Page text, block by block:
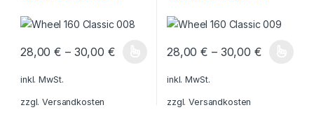
28,00€ – 30,00 €
Dieses Produkt weist mehrere Varianten auf. Die Optionen
inkl. MwSt.
zzgl.Versandkosten
28,00€ – 30,00 €
Dieses Produkt weist mehrere
inkl. MwSt.
zzgl.Versandkosten